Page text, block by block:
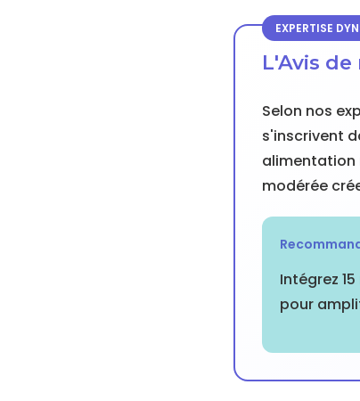
EXPERTISE
L'Avis
Selon nos
s'inscrivent
alimentation
modérée
Intégrez
pour